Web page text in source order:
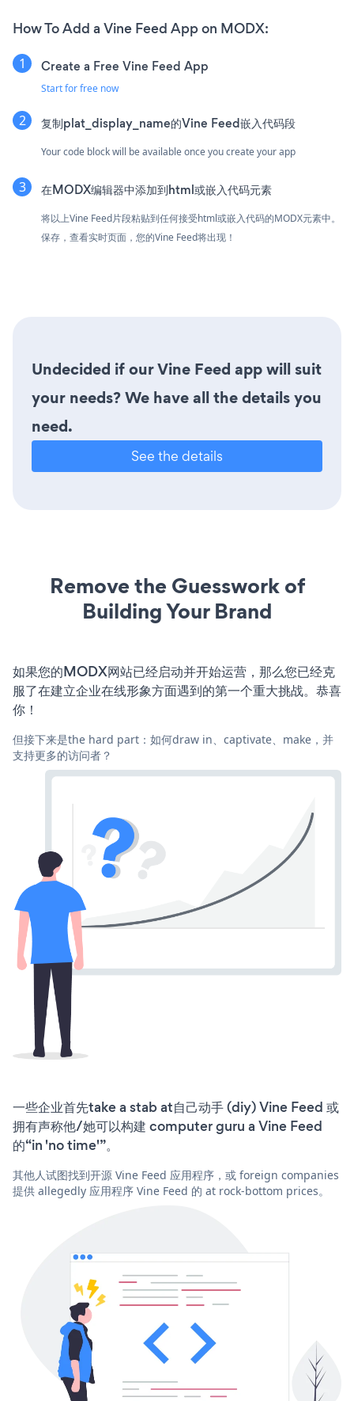
How To Add a Vine Feed App on MODX:
Create a Free Vine Feed App
Start for free now
复制plat_display_name的Vine Feed嵌入代码段
Your code block will be available once you create your app
在MODX编辑器中添加到html或嵌入代码元素
将以上Vine Feed片段粘贴到任何接受html或嵌入代码的MODX元素中。
保存，查看实时页面，您的Vine Feed将出现！
Undecided if our Vine Feed app will suit
your needs? We have all the details you
need.
See the details
Remove the Guesswork of
Building Your Brand
如果您的MODX网站已经启动并开始运营，那么您已经克
服了在建立企业在线形象方面遇到的第一个重大挑战。恭喜
你！
但接下来是the hard part：如何draw in、captivate、make，并
支持更多的访问者？
一些企业首先take a stab at自己动手 (diy) Vine Feed 或
拥有声称他/她可以构建 computer guru a Vine Feed
的“in 'no time'”。
其他人试图找到开源 Vine Feed 应用程序，或 foreign companies
提供 allegedly 应用程序 Vine Feed 的 at rock-bottom prices。